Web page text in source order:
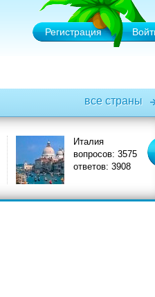
Регистрация
все страны
Италия
вопросов: 3575
ответов: 3908